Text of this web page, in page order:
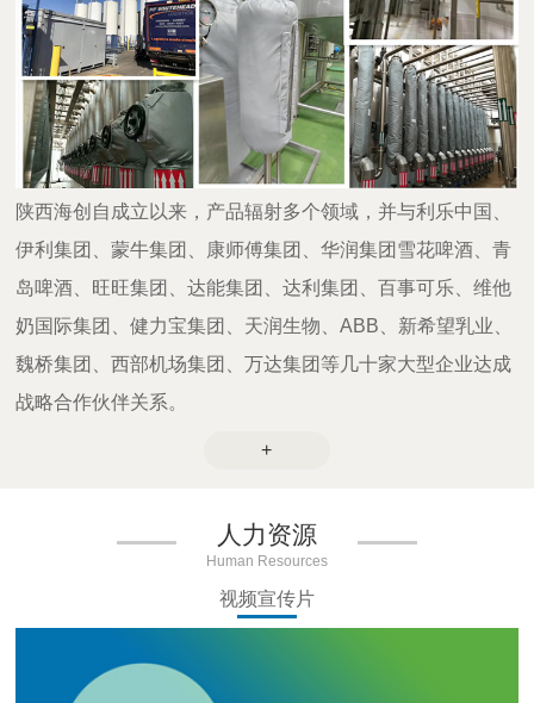
陕西海创自成立以来，产品辐射多个领域，并与利乐中国、
伊利集团、蒙牛集团、康师傅集团、华润集团雪花啤酒、青
岛啤酒、旺旺集团、达能集团、达利集团、百事可乐、维他
奶国际集团、健力宝集团、天润生物、ABB、新希望乳业、
魏桥集团、西部机场集团、万达集团等几十家大型企业达成
战略合作伙伴关系。
+
人力资源
Human Resources
视频宣传片